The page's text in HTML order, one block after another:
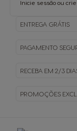
Inicie sessão ou
ENTREGA GRÁTIS
PAGAMENTO
RECEBA EM 2/3
PROMOÇÕES